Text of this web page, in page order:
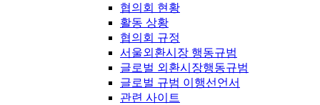
협의회 현황
활동 상황
협의회 규정
서울외환시장 행동규범
글로벌 외환시장행동규범
글로벌 규범 이행선언서
관련 사이트